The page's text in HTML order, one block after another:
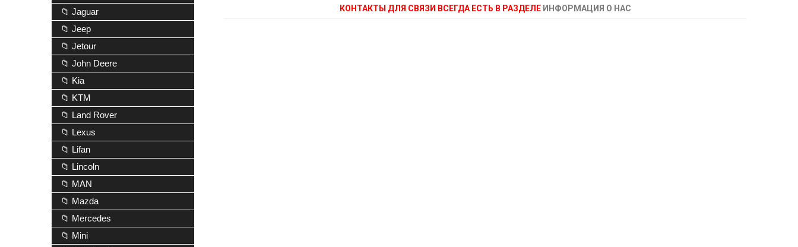
КОНТАКТЫ ДЛЯ СВЯЗИ ВСЕГДА ЕСТЬ В РАЗДЕЛЕ ИНФОРМАЦИЯ О НАС
📁 Jaguar
📁 Jeep
📁 Jetour
📁 John Deere
📁 Kia
📁 KTM
📁 Land Rover
📁 Lexus
📁 Lifan
📁 Lincoln
📁 MAN
📁 Mazda
📁 Mercedes
📁 Mini